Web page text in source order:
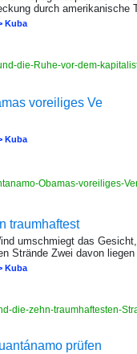
durch amerikanische
Kuba
die-Ruhe-vor-dem-
voreiliges Ve
Kuba
Obamas-voreiliges-
traumhaftest
umschmiegt das
Strände Zwei davon
Kuba
die-zehn-traumhaftesten-
prüfen